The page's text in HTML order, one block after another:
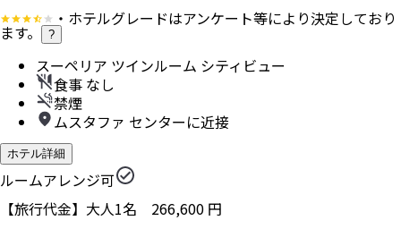
・ホテルグレードはアンケート等により決定しており
ます。 ?
スーペリア ツインルーム シティビュー
食事 なし
禁煙
ムスタファ センターに近接
ホテル詳細
ルームアレンジ可
【旅行代金】大人1名 266,600 円